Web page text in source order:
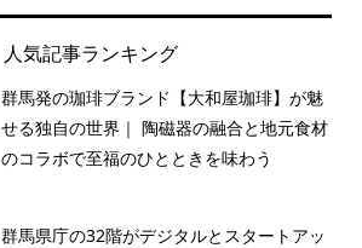
人気記事ランキング
群馬発の珈琲ブランド【大和屋珈琲】が魅
せる独自の世界｜ 陶磁器の融合と地元食材
のコラボで至福のひとときを味わう
群馬県庁の32階がデジタルとスタートアッ